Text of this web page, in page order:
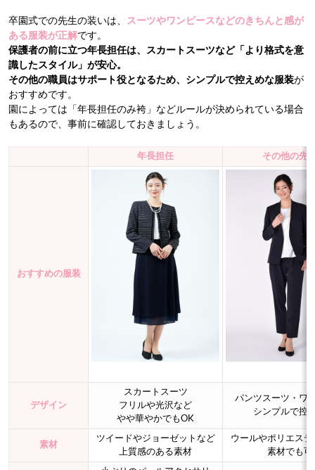
卒園式での先生の装いは、
スーツやワンピースなどのきちんと感が
ある服装が正解です。
保護者の前に立つ年長担任は、スカートスーツなど「より格式を意
識したスタイル」が安心。
その他の職員はサポート役となるため、シンプルで控えめな服装が
おすすめです。
園によっては「年長担任のみ袴」などルールが決められている場合
もあるので、事前に確認しておきましょう。
年長担任 その他の先
おすすめの服装
デザイン
スカートスーツ
フリルや光沢など
やや華やかでもOK
パンツスーツ・ワ
シンプルで控
素材
ツイードやジョーゼットなど
上質感のある素材
ウールやポリエステ
素材でも可